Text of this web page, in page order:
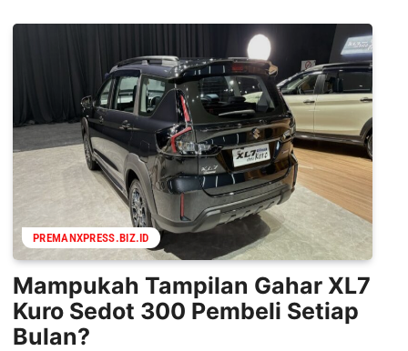
PREMANXPRESS.BIZ.ID
Mampukah Tampilan Gahar XL7
Kuro Sedot 300 Pembeli Setiap
Bulan?